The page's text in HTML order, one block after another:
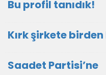
Bu profil tanıdık!
Kırk şirkete
Saadet Partisi’ne